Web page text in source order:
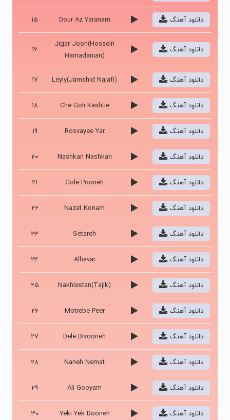
15 Dour Az Yaranam دانلود آهنگ
16
Jigar Joon(Hossein
Hamadanian)
دانلود آهنگ
17 Leyly(Jamshid Najafi) دانلود آهنگ
18 Che Goli Kashtie دانلود آهنگ
19 Rosvayee Yar دانلود آهنگ
20 Nashkan Nashkan دانلود آهنگ
21 Gole Pooneh دانلود آهنگ
22 Nazat Konam دانلود آهنگ
23 Setareh دانلود آهنگ
24 Alhavar دانلود آهنگ
25 Nakhlestan(Tajik) دانلود آهنگ
26 Motrebe Peer دانلود آهنگ
27 Dele Divooneh دانلود آهنگ
28 Naneh Nemat دانلود آهنگ
29 Ali Gooyam دانلود آهنگ
30 Yeki Yek Dooneh دانلود آهنگ